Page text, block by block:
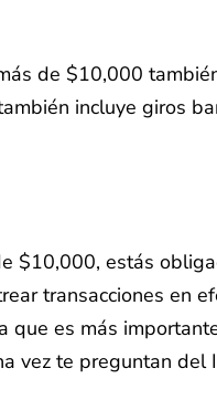
de $10,000
incluye giros
$10,000, estás
transacciones en
es más
vez te preguntan del